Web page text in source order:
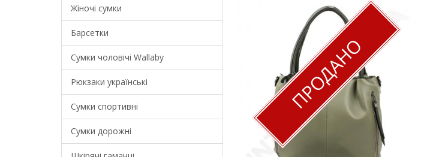
Жіночі сумки
Барсетки
Cумки чоловічі Wallaby
Рюкзаки українські
Сумки спортивні
Сумки дорожні
ПРОДАНО